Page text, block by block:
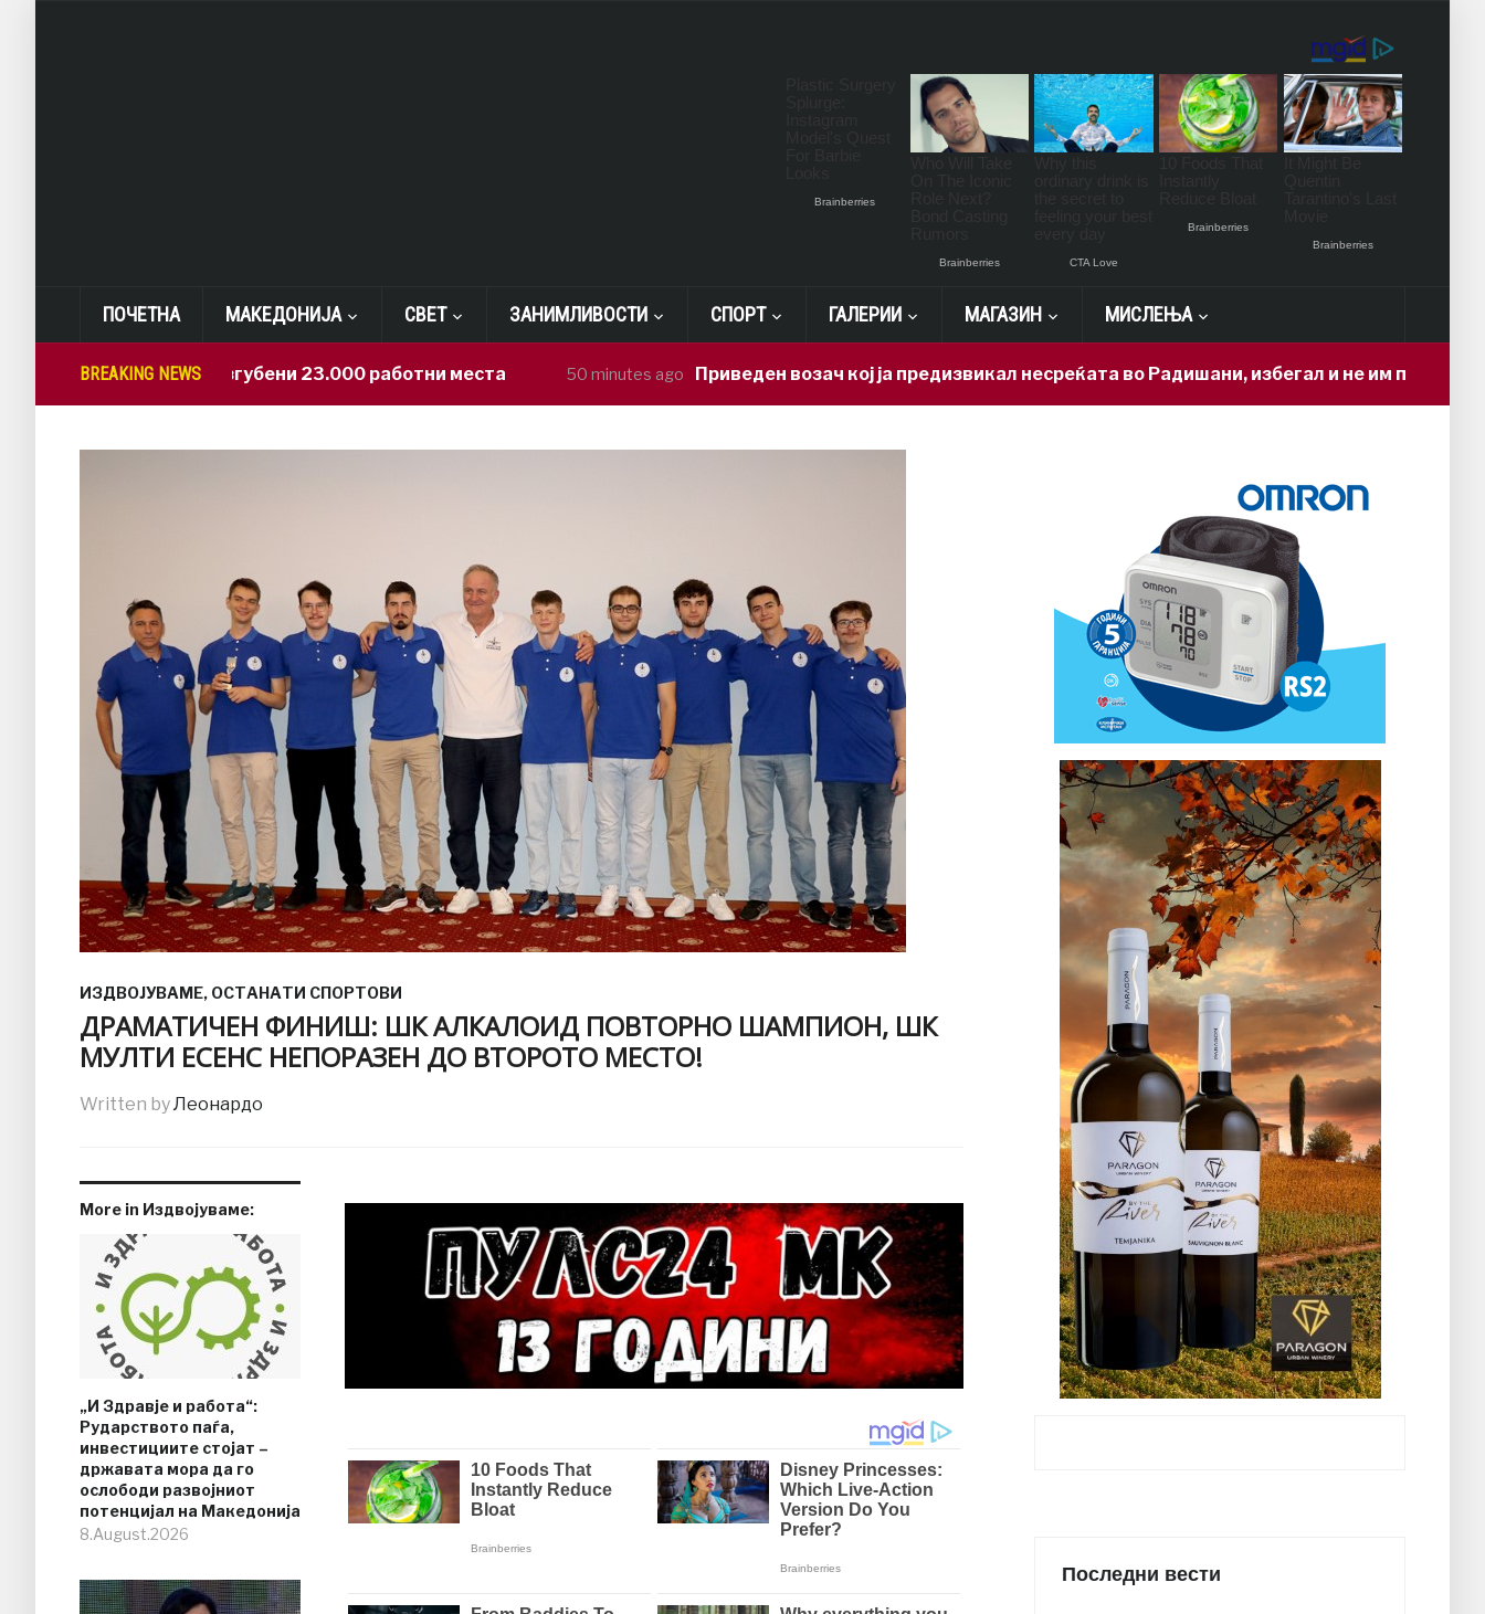
ПОЧЕТНА МАКЕДОНИЈА СВЕТ ЗАНИМЛИВОСТИ СПОРТ ГАЛЕРИИ МАГАЗИН МИСЛЕЊА
BREAKING NEWS
САД: Изгубени 23.000 работни места 50 minutes ago Приведен возач кој ја предизвикал несреќата во Радишани, избегал и не им помогнал на
ИЗДВОЈУВАМЕ, ОСТАНАТИ СПОРТОВИ
ДРАМАТИЧЕН ФИНИШ: ШК АЛКАЛОИД ПОВТОРНО ШАМПИОН, ШК
МУЛТИ ЕСЕНС НЕПОРАЗЕН ДО ВТОРОТО МЕСТО!
Written byЛеонардо
More in Издвојуваме:
„И Здравје и работа“:
Рударството паѓа,
инвестициите стојат –
државата мора да го
ослободи развојниот
потенцијал на Македонија
8.August.2026
Последни вести